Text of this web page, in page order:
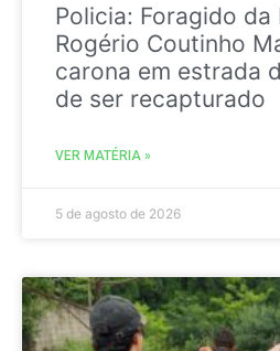
Policia: Foragido da
Rogério Coutinho
carona em estrada
de ser recapturado
VER MATÉRIA »
5 de agosto de 2026